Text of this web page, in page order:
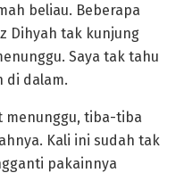
beliau. Beberapa
Dihyah tak kunjung
Saya tak tahu
di dalam.
menunggu, tiba-tiba
Kali ini sudah tak
pakainnya